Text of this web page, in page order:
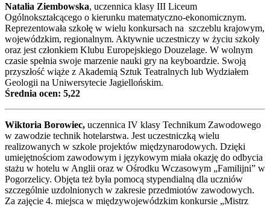
Natalia Ziembowska, uczennica klasy III Liceum
Ogólnokształcącego o kierunku matematyczno-ekonomicznym.
Reprezentowała szkołę w wielu konkursach na szczeblu krajowym,
wojewódzkim, regionalnym. Aktywnie uczestniczy w życiu szkoły
oraz jest członkiem Klubu Europejskiego Douzelage. W wolnym
czasie spełnia swoje marzenie nauki gry na keyboardzie. Swoją
przyszłość wiąże z Akademią Sztuk Teatralnych lub Wydziałem
Geologii na Uniwersytecie Jagiellońskim.
Średnia ocen: 5,22
Wiktoria Borowiec, uczennica IV klasy Technikum Zawodowego
w zawodzie technik hotelarstwa. Jest uczestniczką wielu
realizowanych w szkole projektów międzynarodowych. Dzięki
umiejętnościom zawodowym i językowym miała okazję do odbycia
stażu w hotelu w Anglii oraz w Ośrodku Wczasowym „Familijni” w
Pogorzelicy. Objęta też była pomocą stypendialną dla uczniów
szczególnie uzdolnionych w zakresie przedmiotów zawodowych.
Za zajęcie 4. miejsca w międzywojewódzkim konkursie „Mistrz